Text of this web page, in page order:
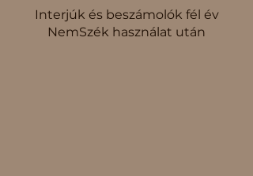
Interjúk és beszámolók fél év
NemSzék használat után